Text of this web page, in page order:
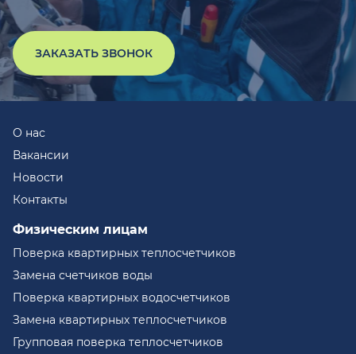
ЗАКАЗАТЬ ЗВОНОК
О нас
Вакансии
Новости
Контакты
Физическим лицам
Поверка квартирных теплосчетчиков
Замена счетчиков воды
Поверка квартирных водосчетчиков
Замена квартирных теплосчетчиков
Групповая поверка теплосчетчиков